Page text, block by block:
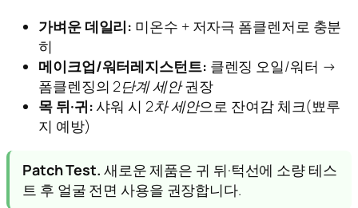
가벼운 데일리: 미온수 + 저자극 폼클렌저로 충분
히
메이크업/워터레지스턴트: 클렌징 오일/워터 →
폼클렌징의 2단계 세안권장
목 뒤·귀:샤워 시 2차 세안으로 잔여감 체크(뾰루
지 예방)
Patch Test. 새로운 제품은 귀 뒤·턱선에 소량 테스
트 후 얼굴 전면 사용을 권장합니다.